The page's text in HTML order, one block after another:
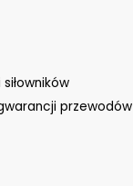
przewodów